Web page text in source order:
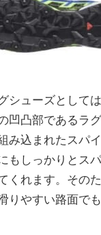
シューズとして
凹凸部であるラ
み込まれたスパ
もしっかりとス
くれます。その
りやすい路面で